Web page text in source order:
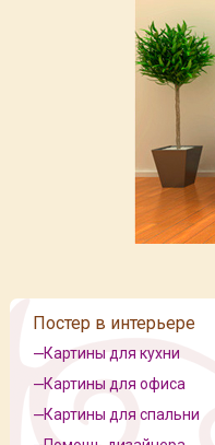
Постер в интерьере
Картины для кухни
Картины для офиса
Картины для спальни